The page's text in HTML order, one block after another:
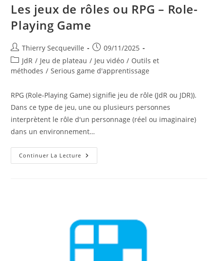
Les jeux de rôles ou RPG – Role-
Playing Game
Auteur/autrice
de
la
Thierry Secqueville
Publication
publiée :
09/11/2025
Post
category:
JdR / Jeu de plateau / Jeu vidéo / Outils et
méthodes / Serious game d'apprentissage
RPG (Role-Playing Game) signifie jeu de rôle (JdR ou JDR)).
Dans ce type de jeu, une ou plusieurs personnes
interprètent le rôle d'un personnage (réel ou imaginaire)
dans un environnement…
Continuer La Lecture Les
Jeux